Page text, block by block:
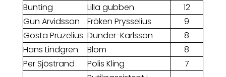
Bunting
Lilla gubben
12
Gun Arvidsson
Fröken Prysselius
9
Gösta Prüzelius Dunder-Karlsson
8
Hans Lindgren
Blom
8
Per Sjöstrand
Polis Kling
7